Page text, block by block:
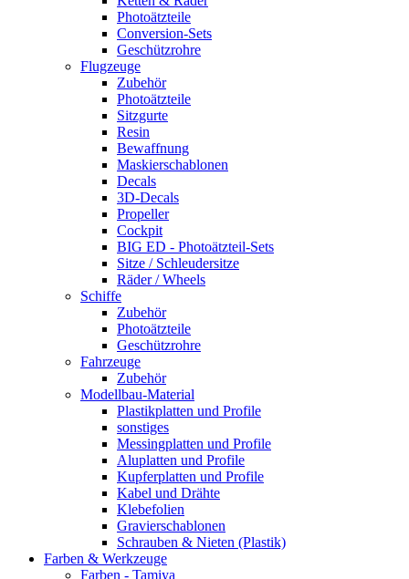
Photoätzteile
Conversion-Sets
Geschützrohre
Flugzeuge
Zubehör
Photoätzteile
Sitzgurte
Resin
Bewaffnung
Maskierschablonen
Decals
3D-Decals
Propeller
Cockpit
BIG ED - Photoätzteil-Sets
Sitze / Schleudersitze
Räder / Wheels
Schiffe
Zubehör
Photoätzteile
Geschützrohre
Fahrzeuge
Zubehör
Modellbau-Material
Plastikplatten und Profile
sonstiges
Messingplatten und Profile
Aluplatten und Profile
Kupferplatten und Profile
Kabel und Drähte
Klebefolien
Gravierschablonen
Schrauben & Nieten (Plastik)
Farben & Werkzeuge
Farben - Tamiya